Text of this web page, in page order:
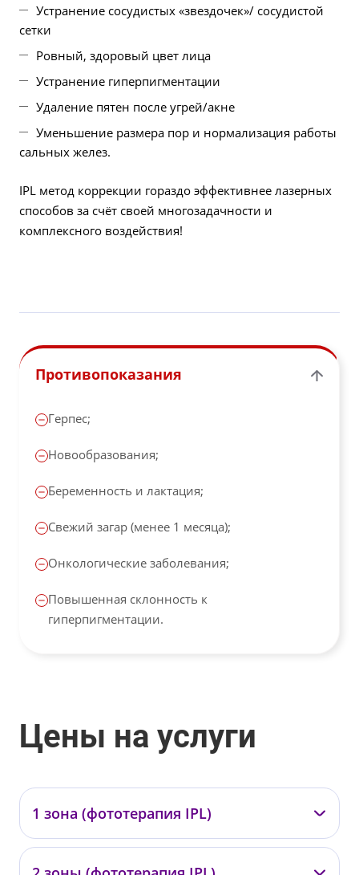
Устранение сосудистых «звездочек»/ сосудистой
сетки
Ровный, здоровый цвет лица
Устранение гиперпигментации
Удаление пятен после угрей/акне
Уменьшение размера пор и нормализация работы
сальных желез.
IPL метод коррекции гораздо эффективнее лазерных
способов за счёт своей многозадачности и
комплексного воздействия!
Противопоказания
Герпес;
Новообразования;
Беременность и лактация;
Свежий загар (менее 1 месяца);
Онкологические заболевания;
Повышенная склонность к
гиперпигментации.
Цены на услуги
1 зона (фототерапия IPL)